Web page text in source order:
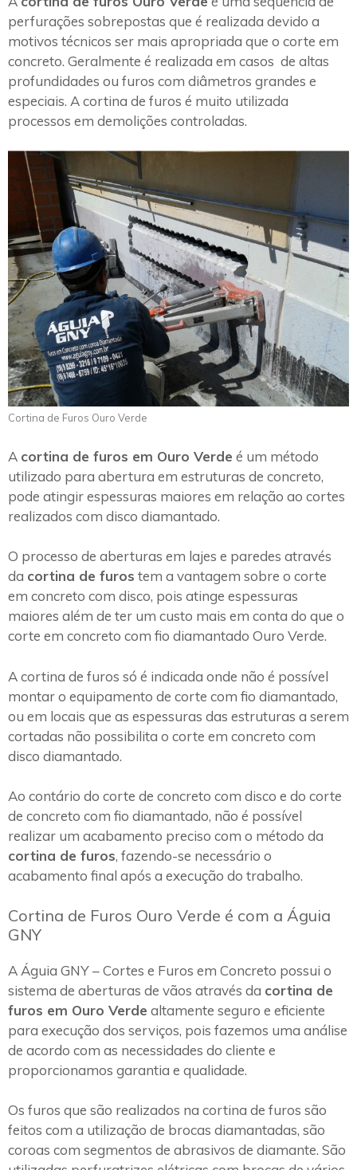
perfurações sobrepostas que é realizada devido a
motivos técnicos ser mais apropriada que o corte em
concreto. Geralmente é realizada em casos de altas
profundidades ou furos com diâmetros grandes e
especiais. A cortina de furos é muito utilizada
processos em demolições controladas.
Cortina de Furos Ouro Verde
A cortina de furos em Ouro Verde é um método
utilizado para abertura em estruturas de concreto,
pode atingir espessuras maiores em relação ao cortes
realizados com disco diamantado.
O processo de aberturas em lajes e paredes através
da cortina de furos tem a vantagem sobre o corte
em concreto com disco, pois atinge espessuras
maiores além de ter um custo mais em conta do que o
corte em concreto com fio diamantado Ouro Verde.
A cortina de furos só é indicada onde não é possível
montar o equipamento de corte com fio diamantado,
ou em locais que as espessuras das estruturas a serem
cortadas não possibilita o corte em concreto com
disco diamantado.
Ao contário do corte de concreto com disco e do corte
de concreto com fio diamantado, não é possível
realizar um acabamento preciso com o método da
cortina de furos, fazendo-se necessário o
acabamento final após a execução do trabalho.
Cortina de Furos Ouro Verde é com a Águia
GNY
A Águia GNY – Cortes e Furos em Concreto possui o
sistema de aberturas de vãos através da cortina de
furos em Ouro Verde altamente seguro e eficiente
para execução dos serviços, pois fazemos uma análise
de acordo com as necessidades do cliente e
proporcionamos garantia e qualidade.
Os furos que são realizados na cortina de furos são
feitos com a utilização de brocas diamantadas, são
coroas com segmentos de abrasivos de diamante. São